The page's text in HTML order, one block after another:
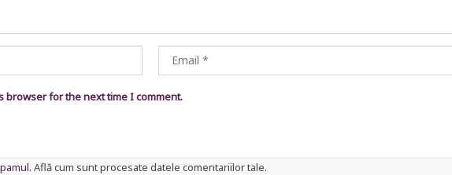
browser for the next time I comment.
Află cum sunt procesate datele comentariilor tale.